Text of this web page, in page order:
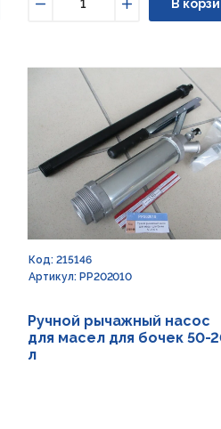
Увеличить
В
Добавить в избранное
Код: 215146
Артикул: PP202010
Ручной рычажный насос
для масел для бочек 50-
л